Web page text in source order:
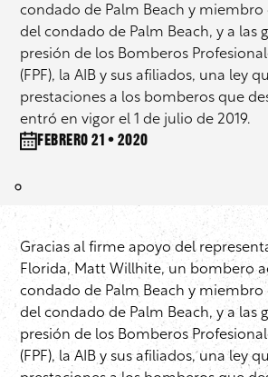
condado de Palm Beach y miembro
del condado de Palm Beach, y a las
presión de los Bomberos
(FPF), la AIB y sus afiliados, una ley
prestaciones a los bomberos que
entró en vigor el 1 de julio de 2019.
febrero 21 • 2020
Gracias al firme apoyo del
Florida, Matt Willhite, un bombero
condado de Palm Beach y miembro
del condado de Palm Beach, y a las
presión de los Bomberos
(FPF), la AIB y sus afiliados, una ley